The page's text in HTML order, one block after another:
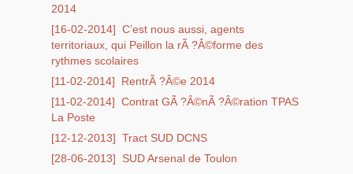
2014
[16-02-2014] C’est nous aussi, agents
territoriaux, qui Peillon la rÃ ?Â©forme des
rythmes scolaires
[11-02-2014]
RentrÃ ?Â©e 2014
[11-02-2014] Contrat GÃ ?Â©nÃ ?Â©ration TPAS
La Poste
[12-12-2013] Tract SUD DCNS
[28-06-2013]
SUD Arsenal de Toulon